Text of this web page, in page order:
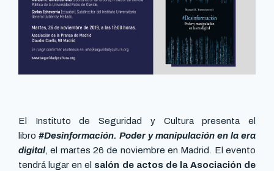
El Instituto de Seguridad y Cultura presenta el
libro #Desinformación. Poder y manipulación en la era
digital, el martes 26 de noviembre en Madrid. El evento
tendrá lugar en el salón de actos de la Asociación de